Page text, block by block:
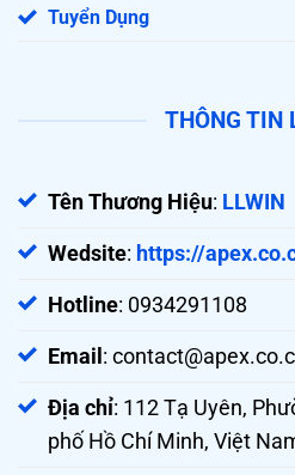
Tuyển Dụng
THÔNG TIN
Tên Thương Hiệu: LLWIN
Wedsite: https://
Hotline: 0934291108
Email :
Địa chỉ: 112 Tạ Uyên,
phố Hồ Chí Minh, Việt